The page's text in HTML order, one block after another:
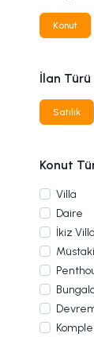
Konut
İlan Türü
Satılık
Konut
Villa
Daire
İkiz Villa